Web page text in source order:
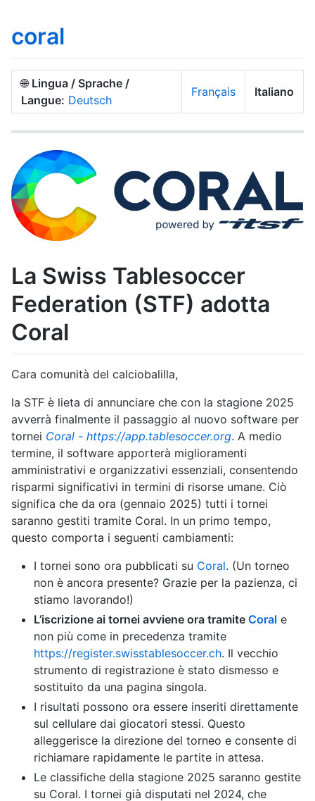
coral
🌐 Lingua / Sprache /
Langue: Deutsch
Français Italiano
La Swiss Tablesoccer
Federation (STF) adotta
Coral
Cara comunità del calciobalilla,
la STF è lieta di annunciare che con la stagione 2025
avverrà finalmente il passaggio al nuovo software per
tornei Coral - https://app.tablesoccer.org. A medio
termine, il software apporterà miglioramenti
amministrativi e organizzativi essenziali, consentendo
risparmi significativi in termini di risorse umane. Ciò
significa che da ora (gennaio 2025) tutti i tornei
saranno gestiti tramite Coral. In un primo tempo,
questo comporta i seguenti cambiamenti:
I tornei sono ora pubblicati su Coral. (Un torneo
non è ancora presente? Grazie per la pazienza, ci
stiamo lavorando!)
L’iscrizione ai tornei avviene ora tramite Coral e
non più come in precedenza tramite
https://register.swisstablesoccer.ch. Il vecchio
strumento di registrazione è stato dismesso e
sostituito da una pagina singola.
I risultati possono ora essere inseriti direttamente
sul cellulare dai giocatori stessi. Questo
alleggerisce la direzione del torneo e consente di
richiamare rapidamente le partite in attesa.
Le classifiche della stagione 2025 saranno gestite
su Coral. I tornei già disputati nel 2024, che